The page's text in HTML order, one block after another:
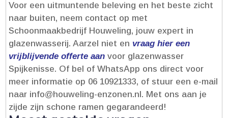
Voor een uitmuntende beleving en het beste zicht
naar buiten, neem contact op met
Schoonmaakbedrijf Houweling, jouw expert in
glazenwasserij.​ Aarzel niet en vraag hier een
vrijblijvende offerte aan voor glazenwasser
Spijkenisse.​ Of bel of WhatsApp ons direct voor
meer informatie op 06 10921333, of stuur een e-mail
naar info@houweling-enzonen.​nl.​ Met ons aan je
zijde zijn schone ramen gegarandeerd!